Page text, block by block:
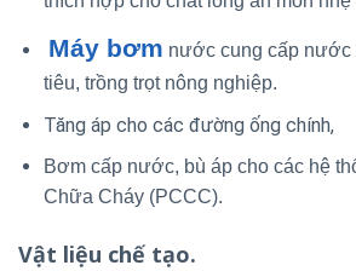
Máy bơm nước cung cấp
tiêu, trồng trọt nông nghiệp.
Tăng áp cho các đường ống chính,
Bơm cấp nước, bù áp cho các hệ
Chữa Cháy (PCCC).
Vật liệu chế tạo.